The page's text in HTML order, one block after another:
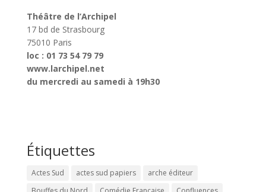
Théâtre de l’Archipel
17 bd de Strasbourg
75010 Paris
loc : 01 73 54 79 79
www.larchipel.net
du mercredi au samedi à 19h30
Étiquettes
Actes Sud actes sud papiers
arche éditeur